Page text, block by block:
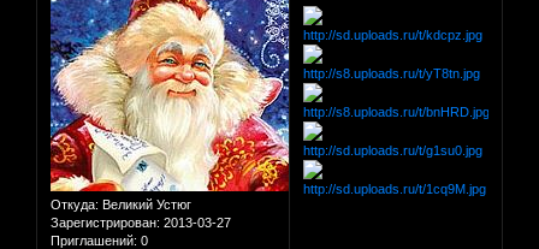
Откуда: Великий Устюг
Зарегистрирован: 2013-03-27
Приглашений: 0